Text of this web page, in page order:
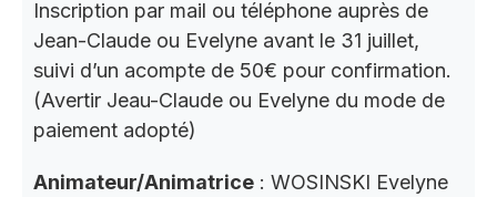
Inscription par mail ou téléphone auprès de
Jean-Claude ou Evelyne avant le 31 juillet,
suivi d’un acompte de 50€ pour confirmation.
(Avertir Jeau-Claude ou Evelyne du mode de
paiement adopté)
Animateur/Animatrice : WOSINSKI Evelyne